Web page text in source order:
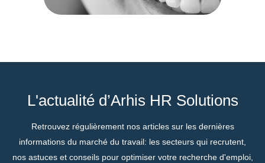
L'actualité d’Arhis HR Solutions
Retrouvez régulièrement nos articles sur les dernières
informations du marché du travail: les secteurs qui recrutent,
nos astuces et conseils pour optimiser votre recherche d'emploi,